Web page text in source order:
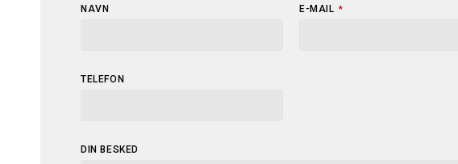
NAVN E-MAIL *
TELEFON
DIN BESKED